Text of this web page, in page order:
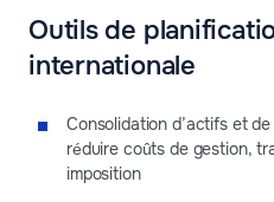
Outils de
internationale
Consolidation d’actifs et
réduire coûts de gestion,
imposition